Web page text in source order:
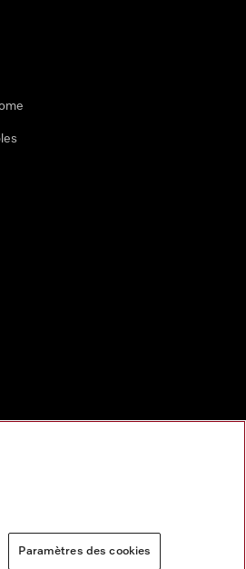
Paramètres des cookies